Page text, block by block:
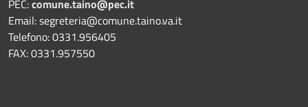
PEC:comune.taino@pec.it
Email: segreteria@comune.taino.va.it
Telefono: 0331.956405
FAX: 0331.957550